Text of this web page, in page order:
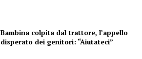
Bambina colpita dal trattore, l’appello
disperato dei genitori: “Aiutateci”